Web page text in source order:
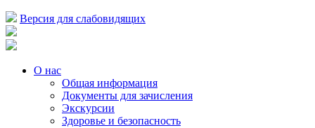
Версия для слабовидящих
О нас
Общая информация
Документы для зачисления
Экскурсии
Здоровье и безопасность